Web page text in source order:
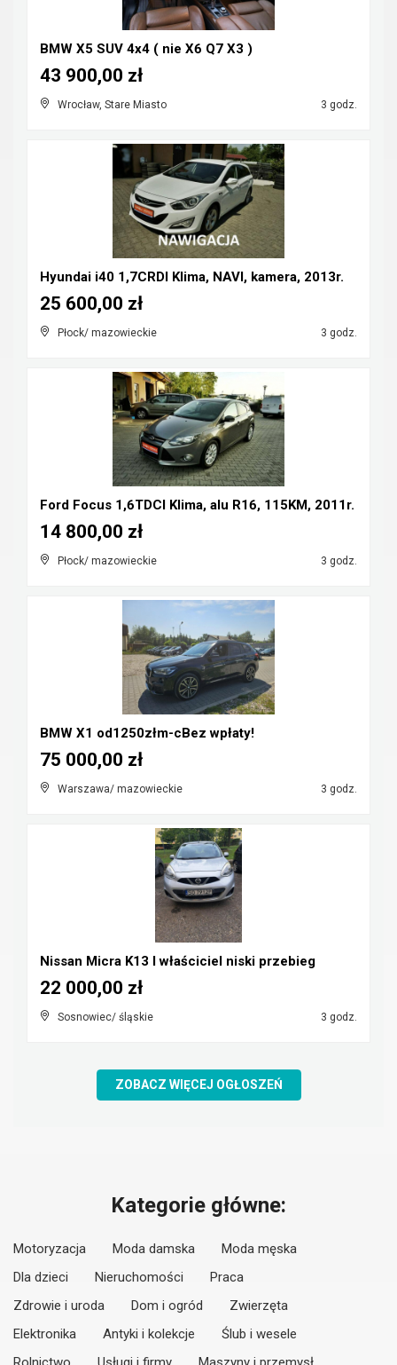
BMW X5 SUV 4x4 ( nie X6 Q7 X3 )
Wrocław, Stare Miasto 3 godz.
43 900,00 zł
Hyundai i40 1,7CRDI Klima, NAVI, kamera, 2013r.
Płock/ mazowieckie 3 godz.
25 600,00 zł
Ford Focus 1,6TDCI Klima, alu R16, 115KM, 2011r.
Płock/ mazowieckie 3 godz.
14 800,00 zł
BMW X1 od1250złm-cBez wpłaty!
Warszawa/ mazowieckie 3 godz.
75 000,00 zł
Nissan Micra K13 I właściciel niski przebieg
Sosnowiec/ śląskie 3 godz.
22 000,00 zł
ZOBACZ WIĘCEJ OGŁOSZEŃ
Kategorie główne:
Motoryzacja Moda damska
Moda męska
Dla dzieci
Nieruchomości
Praca
Zdrowie i uroda
Dom i ogród
Zwierzęta
Elektronika
Antyki i kolekcje
Ślub i wesele